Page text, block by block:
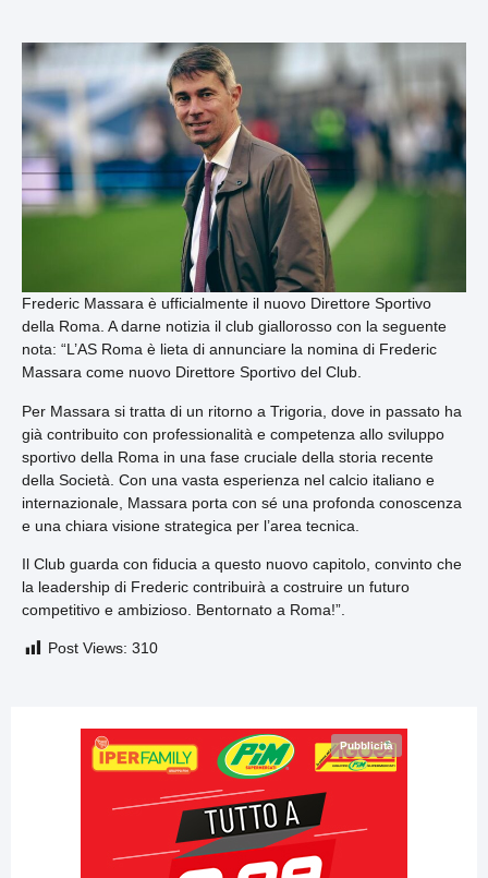
Frederic Massara è ufficialmente il nuovo Direttore Sportivo
della Roma. A darne notizia il club giallorosso con la seguente
nota: “L’AS Roma è lieta di annunciare la nomina di Frederic
Massara come nuovo Direttore Sportivo del Club.
Per Massara si tratta di un ritorno a Trigoria, dove in passato ha
già contribuito con professionalità e competenza allo sviluppo
sportivo della Roma in una fase cruciale della storia recente
della Società. Con una vasta esperienza nel calcio italiano e
internazionale, Massara porta con sé una profonda conoscenza
e una chiara visione strategica per l’area tecnica.
Il Club guarda con fiducia a questo nuovo capitolo, convinto che
la leadership di Frederic contribuirà a costruire un futuro
competitivo e ambizioso. Bentornato a Roma!”.
Post Views: 310
Pubblicità